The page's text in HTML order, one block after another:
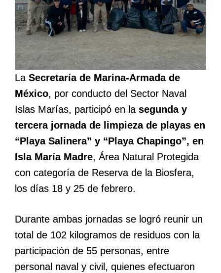
La Secretaría de Marina-Armada de
México, por conducto del Sector Naval
Islas Marías, participó en la segunda y
tercera jornada de limpieza de playas en
“Playa Salinera” y “Playa Chapingo”, en
Isla María Madre, Área Natural Protegida
con categoría de Reserva de la Biosfera,
los días 18 y 25 de febrero.
Durante ambas jornadas se logró reunir un
total de 102 kilogramos de residuos con la
participación de 55 personas, entre
personal naval y civil, quienes efectuaron